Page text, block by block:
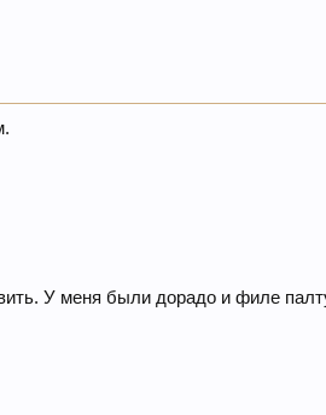
У меня были дорадо и филе